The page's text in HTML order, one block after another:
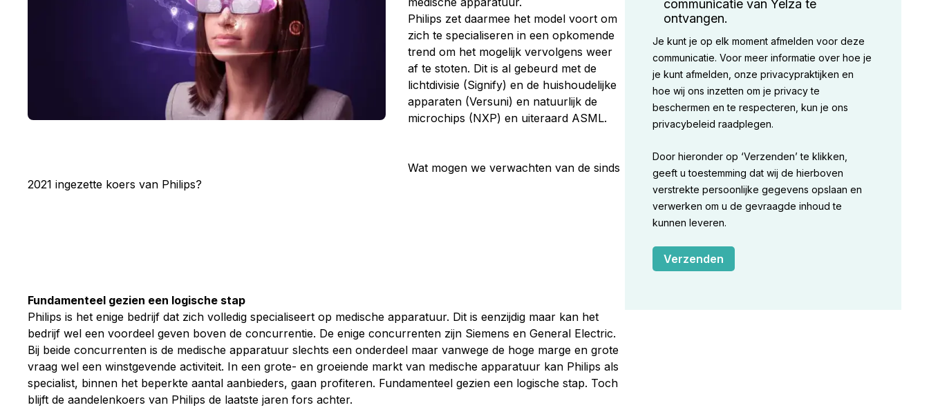
Philips zet daarmee het model voort om
zich te specialiseren in een opkomende
trend om het mogelijk vervolgens weer
af te stoten. Dit is al gebeurd met de
lichtdivisie (Signify) en de huishoudelijke
apparaten (Versuni) en natuurlijk de
microchips (NXP) en uiteraard ASML.
Wat mogen we verwachten van de sinds
2021 ingezette koers van Philips?
Fundamenteel gezien een logische stap
Philips is het enige bedrijf dat zich volledig specialiseert op medische apparatuur. Dit is eenzijdig maar kan het
bedrijf wel een voordeel geven boven de concurrentie. De enige concurrenten zijn Siemens en General Electric.
Bij beide concurrenten is de medische apparatuur slechts een onderdeel maar vanwege de hoge marge en grote
vraag wel een winstgevende activiteit. In een grote- en groeiende markt van medische apparatuur kan Philips als
specialist, binnen het beperkte aantal aanbieders, gaan profiteren. Fundamenteel gezien een logische stap. Toch
blijft de aandelenkoers van Philips de laatste jaren fors achter.
communicatie van Yelza te
ontvangen.
Je kunt je op elk moment afmelden voor deze
communicatie. Voor meer informatie over hoe je
je kunt afmelden, onze privacypraktijken en
hoe wij ons inzetten om je privacy te
beschermen en te respecteren, kun je ons
privacybeleid raadplegen.
Door hieronder op ‘Verzenden’ te klikken,
geeft u toestemming dat wij de hierboven
verstrekte persoonlijke gegevens opslaan en
verwerken om u de gevraagde inhoud te
kunnen leveren.